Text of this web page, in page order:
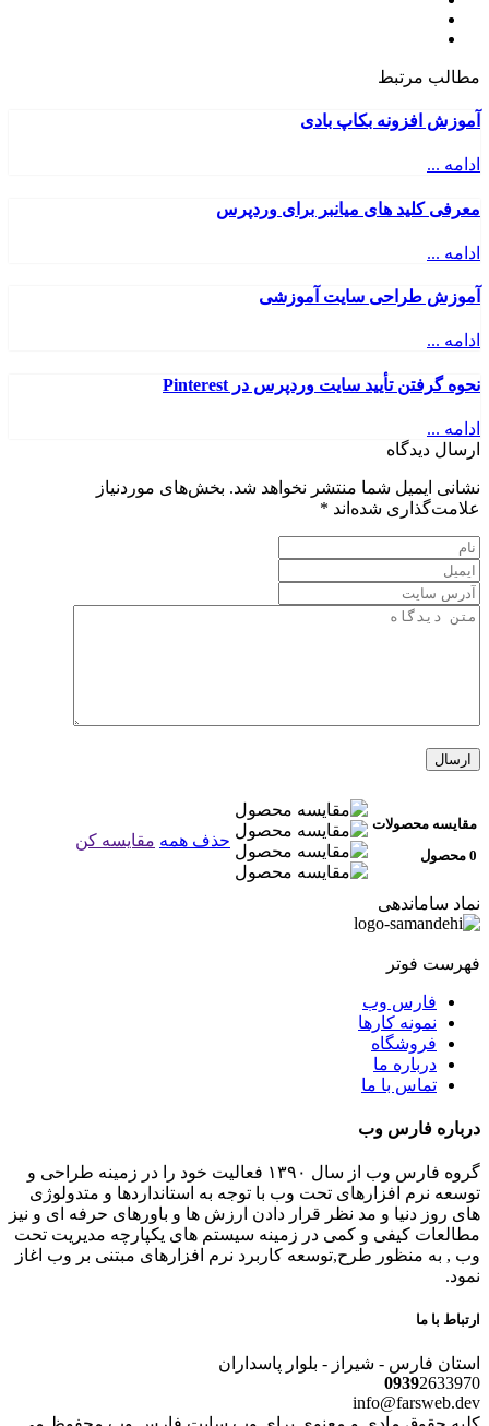
مطالب مرتبط
آموزش افزونه بکاپ بادی
ادامه ...
معرفی کلید های میانبر برای وردپرس
ادامه ...
آموزش طراحی سایت آموزشی
ادامه ...
نحوه گرفتن تأیید سایت وردپرس در Pinterest
ادامه ...
ارسال دیدگاه
نشانی ایمیل شما منتشر نخواهد شد. بخش‌های موردنیاز
علامت‌گذاری شده‌اند *
مقایسه محصولات
0 محصول
حذف همه مقایسه کن
نماد ساماندهی
فهرست فوتر
فارس وب
نمونه کارها
فروشگاه
درباره ما
تماس با ما
درباره فارس وب
گروه فارس وب از سال ۱۳۹۰ فعالیت خود را در زمینه طراحی و
توسعه نرم افزارهای تحت وب با توجه به استانداردها و متدولوژی
های روز دنیا و مد نظر قرار دادن ارزش ها و باورهای حرفه ای و نیز
مطالعات کیفی و کمی در زمینه سیستم های یکپارچه مدیریت تحت
وب , به منظور طرح,توسعه کاربرد نرم افزارهای مبتنی بر وب اغاز
نمود.
ارتباط با ما
استان فارس - شیراز - بلوار پاسداران
09392633970
info@farsweb.dev